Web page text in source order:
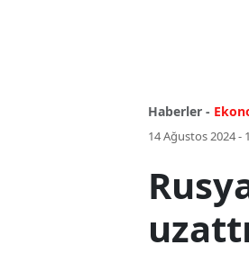
Haberler -
14 Ağustos 2024 -
uzattı